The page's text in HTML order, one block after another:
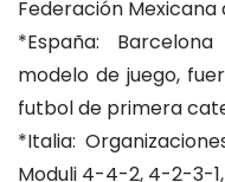
Federación Mexicana
*España:
modelo de juego,
futbol de primera
*Italia:
Moduli 4-4-2, 4-2-3-